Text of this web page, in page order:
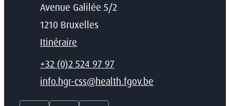
AdresseAvenue Galilée 5/2
,1210 Bruxelles
Itinéraire
+32 (0)2 524 97 97
E-mailinfo.hgr-css@health.fgov.be